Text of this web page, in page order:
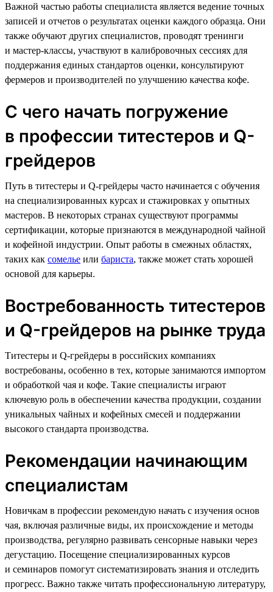
Важной частью работы специалиста является ведение точных
записей и отчетов о результатах оценки каждого образца. Они
также обучают других специалистов, проводят тренинги
и мастер-классы, участвуют в калибровочных сессиях для
поддержания единых стандартов оценки, консультируют
фермеров и производителей по улучшению качества кофе.
С чего начать погружение
в профессии титестеров и Q-
грейдеров
Путь в титестеры и Q-грейдеры часто начинается с обучения
на специализированных курсах и стажировках у опытных
мастеров. В некоторых странах существуют программы
сертификации, которые признаются в международной чайной
и кофейной индустрии. Опыт работы в смежных областях,
таких как сомелье или бариста, также может стать хорошей
основой для карьеры.
Востребованность титестеров
и Q-грейдеров на рынке труда
Титестеры и Q-грейдеры в российских компаниях
востребованы, особенно в тех, которые занимаются импортом
и обработкой чая и кофе. Такие специалисты играют
ключевую роль в обеспечении качества продукции, создании
уникальных чайных и кофейных смесей и поддержании
высокого стандарта производства.
Рекомендации начинающим
специалистам
Новичкам в профессии рекомендую начать с изучения основ
чая, включая различные виды, их происхождение и методы
производства, регулярно развивать сенсорные навыки через
дегустацию. Посещение специализированных курсов
и семинаров помогут систематизировать знания и отследить
прогресс. Важно также читать профессиональную литературу,